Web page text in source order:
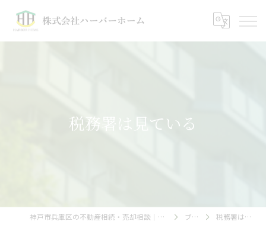
税務署は見ている
神戸市兵庫区の不動産相続・売却相談｜株式会社ハーバーホーム ブログ 税務署は見ている